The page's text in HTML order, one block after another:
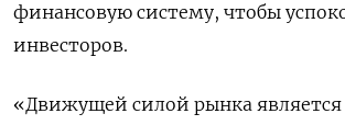
финансовую систему, чтобы
инвесторов.
«Движущей силой рынка является